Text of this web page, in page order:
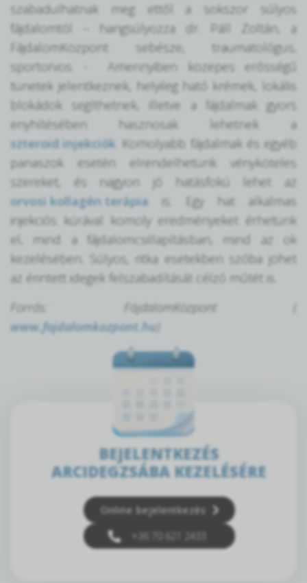
szabadulhatnak meg ettől a sokszor súlyos
fájdalomtól – hangsúlyozza dr. Páll Zoltán, a
FájdalomKözpont sebésze, traumatológus,
sportorvos. - Amennyiben közepes erősségű
tünetek jelentkeznek, helyileg ható krémek, lokális
blokádok segíthetnek, illetve a fájdalmak gyors
enyhítésében hasznosak lehetnek a
szteroid injekciók . Komolyabb fájdalmak és egyéb
panaszok esetén elrendelhetünk vényköteles
szereket, és nagyon jó hatásfokú lehet az
orvosi kollagén terápia is. Egy hat alkalmas
injekciós kúrával komoly eredményeket érhetünk
el, mind a fájdalomcsillapításban, mind az ok
kezelésében. Súlyos, ritka esetekben szóba jöhet
az érintett idegek felszabadítását célzó műtét is.
Forrás: FájdalomKözpont (
www.fajdalomkozpont.hu
BEJELENTKEZÉS
ARCIDEGZSÁBA KEZELÉSÉRE
Online bejelentkezés
+36 70 621 2433